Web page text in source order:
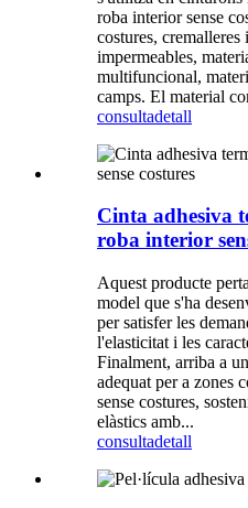
roba interior sense
costures, cremalleres
impermeables,
multifuncional,
camps. El material
consultadetall
Cinta adhesiva
roba interior
Aquest producte
model que s'ha
per satisfer les
l'elasticitat i les
Finalment, arriba a
adequat per a zones
sense costures,
elàstics amb...
consultadetall